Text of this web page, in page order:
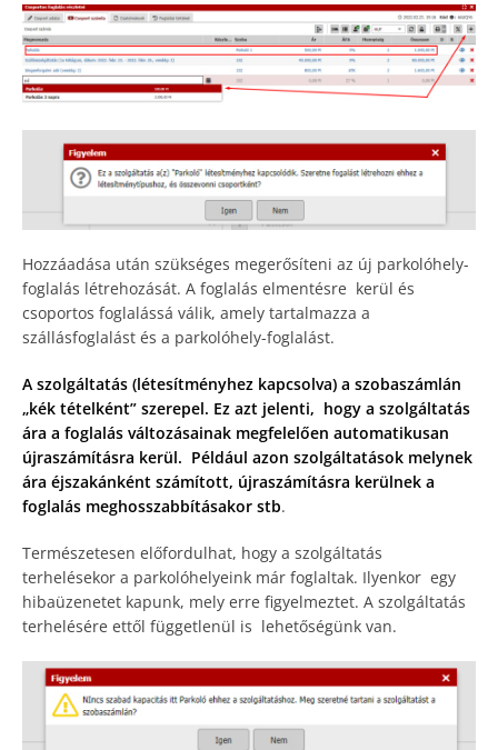
Hozzáadása után szükséges megerősíteni az új parkolóhely-
foglalás létrehozását. A foglalás elmentésre kerül és
csoportos foglalássá válik, amely tartalmazza a
szállásfoglalást és a parkolóhely-foglalást.
A szolgáltatás (létesítményhez kapcsolva) a szobaszámlán
„kék tételként” szerepel. Ez azt jelenti, hogy a szolgáltatás
ára a foglalás változásainak megfelelően automatikusan
újraszámításra kerül. Például azon szolgáltatások melynek
ára éjszakánként számított, újraszámításra kerülnek a
foglalás meghosszabbításakor stb.
Természetesen előfordulhat, hogy a szolgáltatás
terhelésekor a parkolóhelyeink már foglaltak. Ilyenkor egy
hibaüzenetet kapunk, mely erre figyelmeztet. A szolgáltatás
terhelésére ettől függetlenül is lehetőségünk van.